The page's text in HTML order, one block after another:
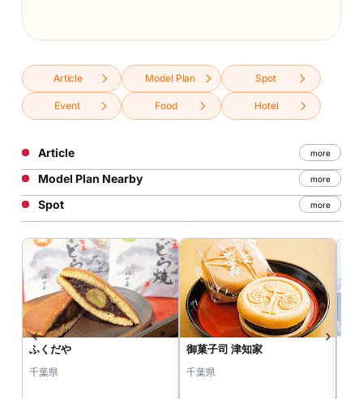
Article Model Plan Spot
Event Food Hotel
Article more
Model Plan Nearby more
Spot more
ふくだや
千葉県
御菓子司 津知家
千葉県